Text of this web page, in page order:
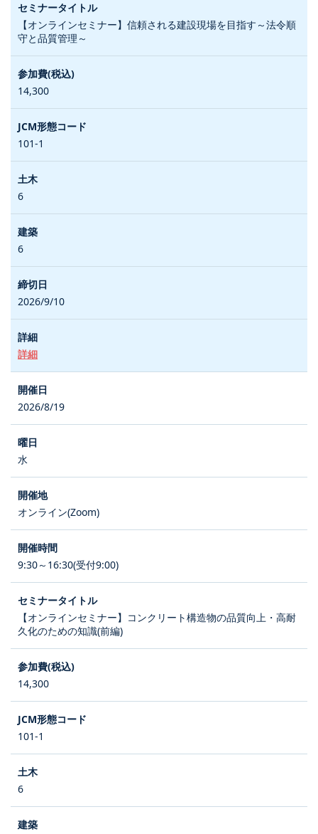
【オンラインセミナー】信頼される建設現場を目指す～法令順
守と品質管理～
14,300
101-1
6
6
2026/9/10
詳細
2026/8/19
水
オンライン(Zoom)
9:30～16:30(受付9:00)
【オンラインセミナー】コンクリート構造物の品質向上・高耐
久化のための知識(前編)
14,300
101-1
6